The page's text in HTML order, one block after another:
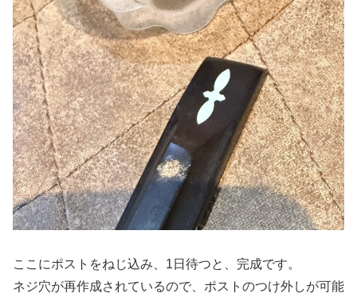
ここにポストをねじ込み、1日待つと、完成です。
ネジ穴が再作成されているので、ポストのつけ外しが可能